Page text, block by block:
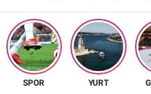
SPOR YURT
TV 5 Ekranı ve Arşiv